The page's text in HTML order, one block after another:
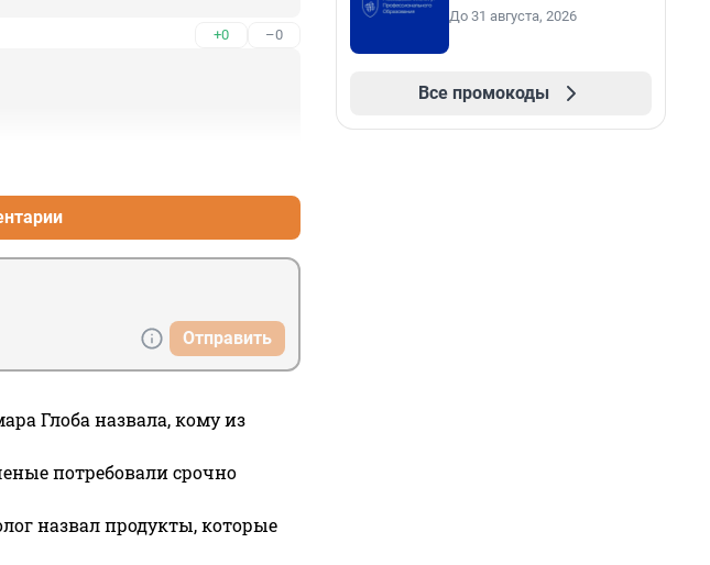
+0 –0
Отправить
Глоба назвала, кому из
потребовали срочно
назвал продукты, которые
До 31 августа, 2026
Все промокоды